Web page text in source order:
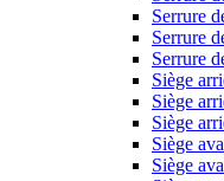
Serrure
Serrure
Serrure
Siège
Siège
Siège
Siège
Siège